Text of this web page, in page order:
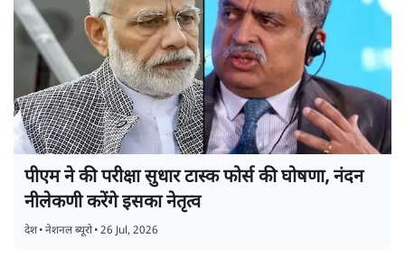
पीएम ने की परीक्षा सुधार टास्क फोर्स की घोषणा, नंदन
नीलेकणी करेंगे इसका नेतृत्व
देश•नेशनल ब्यूरो•26 Jul, 2026